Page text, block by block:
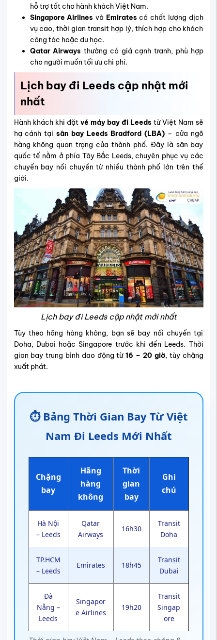
hỗ trợ tốt cho hành khách Việt Nam.
Singapore Airlines và Emirates có chất lượng dịch
vụ cao, thời gian transit hợp lý, thích hợp cho khách
công tác hoặc du học.
Qatar Airways thường có giá cạnh tranh, phù hợp
cho người muốn tối ưu chi phí.
Lịch bay đi Leeds cập nhật mới
nhất
Hành khách khi đặt vé máy bay đi Leeds từ Việt Nam sẽ
hạ cánh tại sân bay Leeds Bradford (LBA) – cửa ngõ
hàng không quan trọng của thành phố. Đây là sân bay
quốc tế nằm ở phía Tây Bắc Leeds, chuyên phục vụ các
chuyến bay nối chuyến từ nhiều thành phố lớn trên thế
giới.
Lịch bay đi Leeds cập nhật mới nhất
Tùy theo hãng hàng không, bạn sẽ bay nối chuyến tại
Doha, Dubai hoặc Singapore trước khi đến Leeds. Thời
gian bay trung bình dao động từ16 – 20 giờ, tùy chặng
xuất phát.
⏱️ Bảng Thời Gian Bay Từ Việt
Nam Đi Leeds Mới Nhất
Chặng
bay
Hãng
hàng
không
Thời
gian
bay
Ghi
chú
Hà Nội
– Leeds
Qatar
Airways
16h30
Transit
Doha
TP.HCM
– Leeds
Emirates 18h45
Transit
Dubai
Đà
Nẵng –
Leeds
Singapor
e Airlines
19h20
Transit
Singap
ore